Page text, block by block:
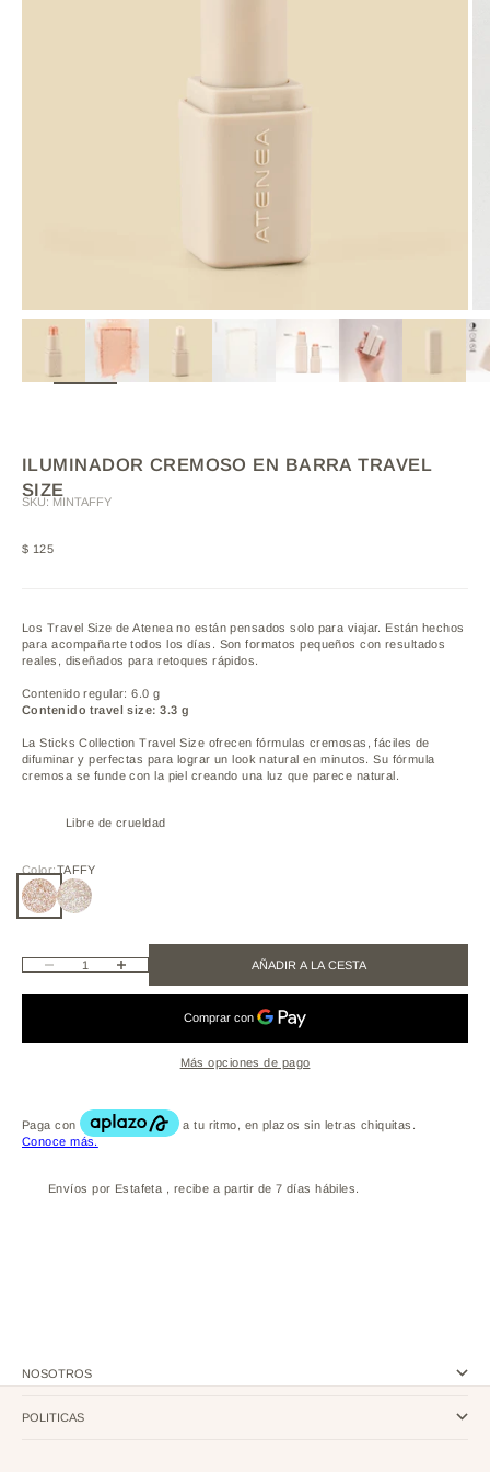
ZOOM
ILUMINADOR CREMOSO EN BARRA TRAVEL
SIZE
SKU: MINTAFFY
Precio de oferta
$ 125
Los Travel Size de Atenea no están pensados solo para viajar. Están hechos
para acompañarte todos los días. Son formatos pequeños con resultados
reales, diseñados para retoques rápidos.
Contenido regular: 6.0 g
Contenido travel size: 3.3 g
La Sticks Collection Travel Size ofrecen fórmulas cremosas, fáciles de
difuminar y perfectas para lograr un look natural en minutos. Su fórmula
cremosa se funde con la piel creando una luz que parece natural.
Libre de crueldad
Color:TAFFY
TAFFYSUNSHINE
Reducir cantidadAumentar cantidad AÑADIR A LA CESTA
Más opciones de pago
Envíos por Estafeta , recibe a partir de 7 días hábiles.
NOSOTROS
POLITICAS